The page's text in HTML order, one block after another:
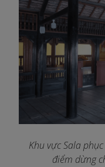
Khu vực Sala
điểm dừng